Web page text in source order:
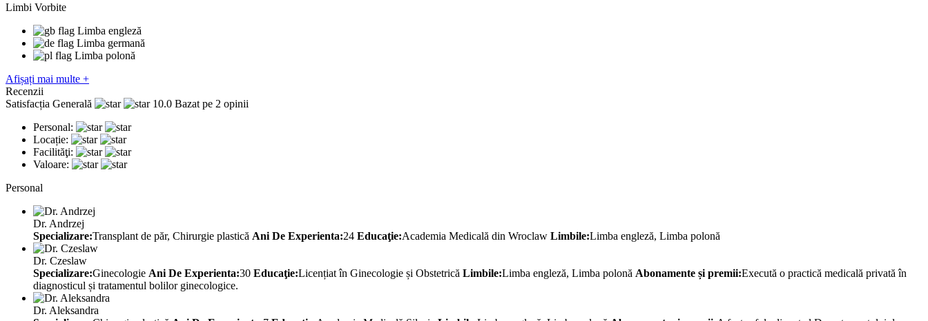
Limbi Vorbite
Limba engleză
Limba germană
Limba polonă
Afișați mai multe +
Recenzii
Satisfacția Generală
10.0 Bazat pe 2 opinii
Personal:
Locație:
Facilităţi:
Valoare:
Personal
Dr. Andrzej
Specializare:Transplant de păr, Chirurgie plastică Ani De Experienta:24 Educaţie:Academia Medicală din Wroclaw Limbile:Limba engleză, Limba polonă
Dr. Czeslaw
Specializare:Ginecologie Ani De Experienta:30 Educaţie:Licențiat în Ginecologie și Obstetrică Limbile:Limba engleză, Limba polonă Abonamente și premii:Execută o practică medicală privată în
diagnosticul și tratamentul bolilor ginecologice.
Dr. Aleksandra